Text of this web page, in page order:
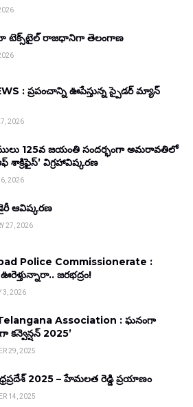
టెక్స్‌టైల్ రాజధానిగా తెలంగాణ
: ప్రపంచాన్ని ఊపేస్తున్న స్పైడర్ మ్యాన్
2026
125వ జయంతి సందర్భంగా అమరావతిలో
శాక్రిఫైస్’ విగ్రహావిష్కరణ
2026
ఆవిష్కరణ
27, 2026
Police Commissionerate :
జరభద్రం!
3, 2026
Association : ఘనంగా
కన్వెన్షన్ 2025’
29, 2025
2025 – హేమలత రెడ్డి ప్రయాణం
14, 2025